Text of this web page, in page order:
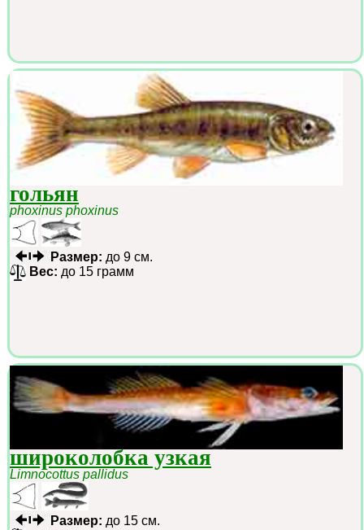
гольян
phoxinus phoxinus
Размер: до 9 см.
Вес: до 15 грамм
широколобка узкая
Limnocottus pallidus
Размер: до 15 см.